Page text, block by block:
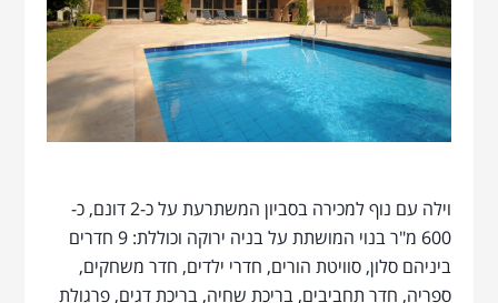
וילה עם נוף למכירה בסביון המשתרעת על כ-2 דונם, כ-
600 מ"ר בנוי המושתת על בניה ירוקה וכוללת: 9 חדרים
ביניהם סלון, סוויטת הורים, חדרי ילדים, חדר משחקים,
ספריה, חדר תחביבים, בריכת שחיה, בריכת דגים, פרגולת